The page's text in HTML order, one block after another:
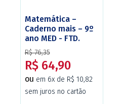
Matemática –
Caderno mais – 9º
ano MED - FTD.
R$ 76,35
R$ 64,90
ou em 6x de R$ 10,82
sem juros no cartão